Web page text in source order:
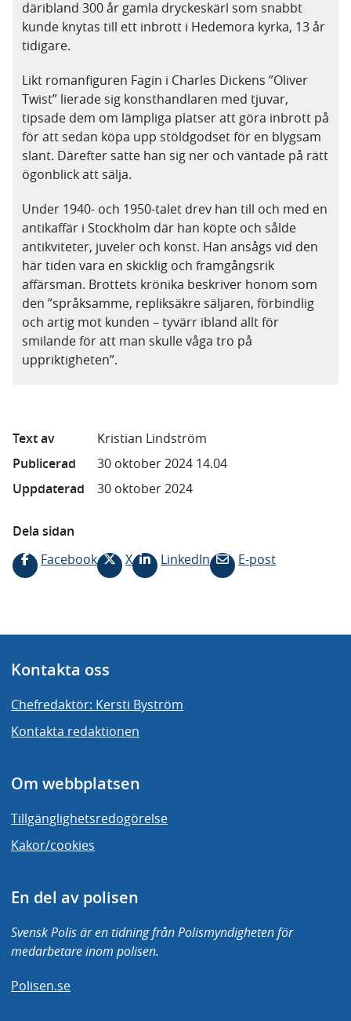
däribland 300 år gamla dryckeskärl som snabbt
kunde knytas till ett inbrott i Hedemora kyrka, 13 år
tidigare.
Likt romanfiguren Fagin i Charles Dickens ”Oliver
Twist” lierade sig konsthandlaren med tjuvar,
tipsade dem om lämpliga platser att göra inbrott på
för att sedan köpa upp stöldgodset för en blygsam
slant. Därefter satte han sig ner och väntade på rätt
ögonblick att sälja.
Under 1940- och 1950-talet drev han till och med en
antikaffär i Stockholm där han köpte och sålde
antikviteter, juveler och konst. Han ansågs vid den
här tiden vara en skicklig och framgångsrik
affärsman. Brottets krönika beskriver honom som
den ”språksamme, repliksäkre säljaren, förbindlig
och artig mot kunden – tyvärr ibland allt för
smilande för att man skulle våga tro på
uppriktigheten”.
Text av
Kristian Lindström
Publicerad
30 oktober 2024 14.04
Uppdaterad
30 oktober 2024
Dela sidan
Facebook
X LinkedIn E-post
Kontakta oss
Chefredaktör: Kersti Byström
Kontakta redaktionen
Om webbplatsen
Tillgänglighetsredogörelse
Kakor/cookies
En del av polisen
Svensk Polis är en tidning från Polismyndigheten för
medarbetare inom polisen.
Polisen.se